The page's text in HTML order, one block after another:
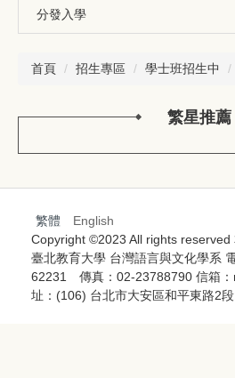
分發入學
首頁 招生專區 學士班招生中
繁星推薦
繁體
English
Copyright ©2023 All rights reserved
臺北教育大學 台灣語言與文化學系
62231 傳真：02-23788790 信箱：
址：(106) 台北市大安區和平東路2